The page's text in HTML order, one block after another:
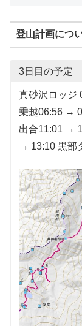
登山計画につ
3日目の予定
真砂沢ロッジ
乗越06:56 →
出合11:01 →
→ 13:10 黒部